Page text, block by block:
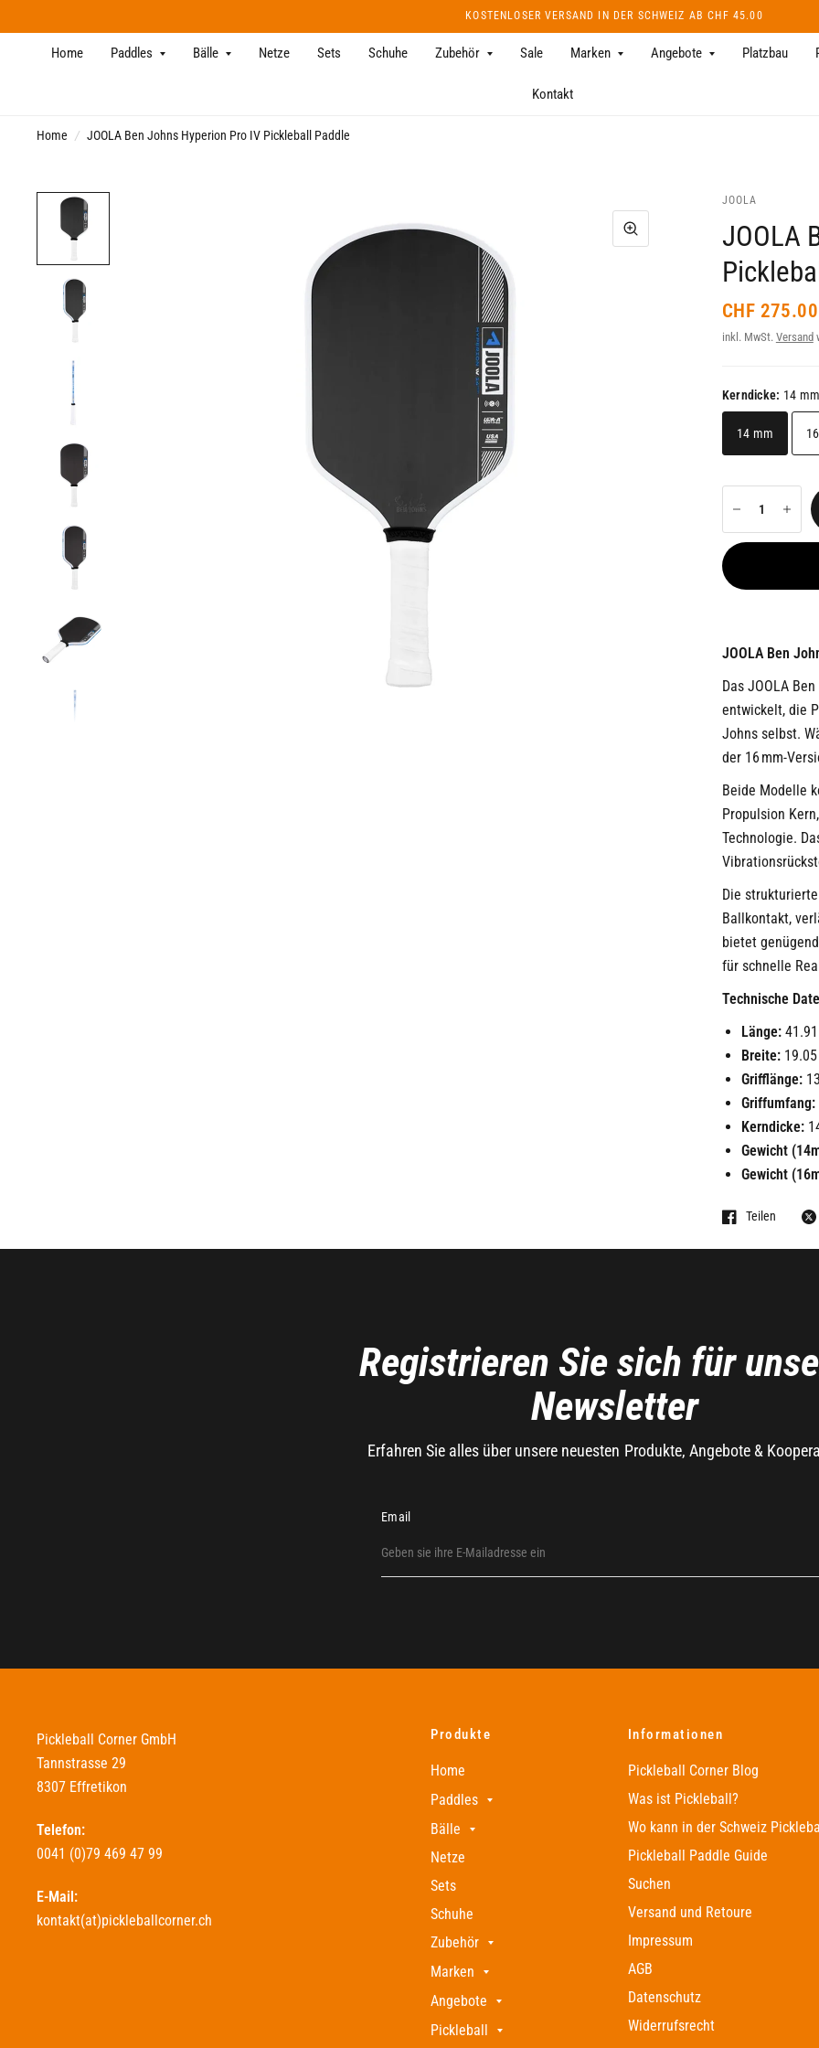
KOSTENLOSER VERSAND IN DER SCHWEIZ AB CHF 45.00
Home Paddles Bälle Netze Sets Schuhe Zubehör Sale Marken Angebote Platzbau
Kontakt
Home / JOOLA Ben Johns Hyperion Pro IV Pickleball Paddle
JOOLA
JOOLA
CHF 275.00
inkl. MwSt. Versand
Kerndicke: 14 mm
14 mm
JOOLA Ben
Das JOOLA
entwickelt, die
Johns selbst.
der 16 mm-
Beide Modelle
Propulsion
Technologie.
Die
Ballkontakt,
bietet
für schnelle
Technische
Länge:
Breite:19.05
Grifflänge:
Griffumfang:
Kerndicke:
Gewicht
Gewicht
Teilen
Registrieren Sie sich für
Newsletter
Erfahren Sie alles über unsere neuesten Produkte, Angebote &
Email
Pickleball Corner GmbH
Tannstrasse 29
8307 Effretikon
Telefon:
0041 (0)79 469 47 99
E-Mail:
kontakt(at)pickleballcorner.ch
Produkte
Home
Paddles
Bälle
Netze
Sets
Schuhe
Zubehör
Marken
Angebote
Pickleball
Informationen
Pickleball Corner Blog
Was ist Pickleball?
Wo kann in der Schweiz
Pickleball Paddle Guide
Suchen
Versand und Retoure
Impressum
AGB
Datenschutz
Widerrufsrecht